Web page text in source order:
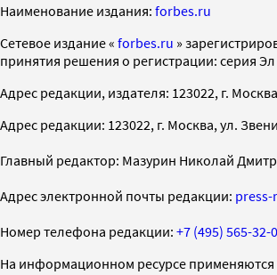
Наименование издания: forbes.ru
Cетевое издание « forbes.ru »
принятия решения о регистрации: серия
Адрес редакции, издателя: 123022, г.
Адрес редакции: 123022, г. Москва, ул.
Главный редактор: Мазурин Николай
Адрес электронной почты редакции: press-
Номер телефона редакции: +7 (495) 565-32-
На информационном ресурсе